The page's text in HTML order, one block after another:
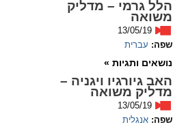
zoom_in
גופנים
הלל גרמי – מדליק
משואה
13/05/19
שפה: עברית
נושאים ותגיות »
האב גיורגיו ויגניה –
מדליק משואה
13/05/19
שפה: אנגלית